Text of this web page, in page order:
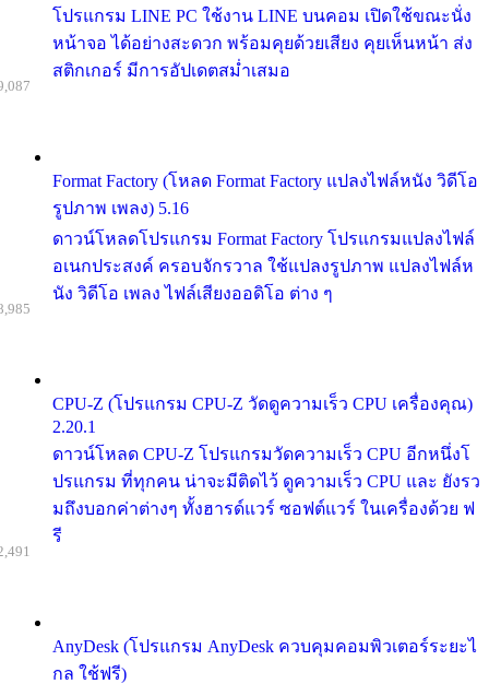
โปรแกรม LINE PC ใช้งาน LINE บนคอม เปิดใช้ขณะนั่ง
หน้าจอ ได้อย่างสะดวก พร้อมคุยด้วยเสียง คุยเห็นหน้า ส่ง
สติกเกอร์ มีการอัปเดตสม่ำเสมอ
Format Factory (โหลด Format Factory แปลงไฟล์หนัง วิดีโอ
รูปภาพ เพลง) 5.16
ดาวน์โหลดโปรแกรม Format Factory โปรแกรมแปลงไฟล์
อเนกประสงค์ ครอบจักรวาล ใช้แปลงรูปภาพ แปลงไฟล์ห
นัง วิดีโอ เพลง ไฟล์เสียงออดิโอ ต่าง ๆ
CPU-Z (โปรแกรม CPU-Z วัดดูความเร็ว CPU เครื่องคุณ)
2.20.1
ดาวน์โหลด CPU-Z โปรแกรมวัดความเร็ว CPU อีกหนึ่งโ
ปรแกรม ที่ทุกคน น่าจะมีติดไว้ ดูความเร็ว CPU และ ยังรว
มถึงบอกค่าต่างๆ ทั้งฮารด์แวร์ ซอฟต์แวร์ ในเครื่องด้วย ฟ
รี
AnyDesk (โปรแกรม AnyDesk ควบคุมคอมพิวเตอร์ระยะไ
กล ใช้ฟรี)